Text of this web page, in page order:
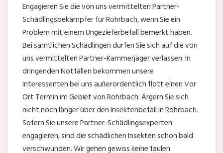
Engagieren Sie die von uns vermittelten Partner-
Schädlingsbekämpfer für Rohrbach, wenn Sie ein
Problem mit einem Ungezieferbefall bemerkt haben.
Bei sämtlichen Schädlingen dürfen Sie sich auf die von
uns vermittelten Partner-Kammerjäger verlassen. In
dringenden Notfällen bekommen unsere
Interessenten bei uns außerordentlich flott einen Vor
Ort Termin im Gebiet von Rohrbach. Ärgern Sie sich
nicht noch länger über den Insektenbefall in Rohrbach.
Sofern Sie unsere Partner-Schädlingsexperten
engagieren, sind die schädlichen Insekten schon bald
verschwunden. Wir gehen gewiss keine faulen